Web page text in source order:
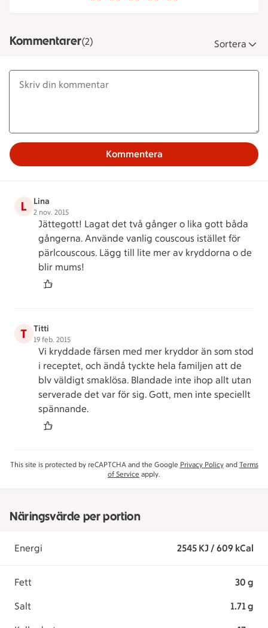
Kommentarer(2) Sortera
Kommentera
L Lina
2 nov. 2015
Jättegott! Lagat det två gånger o lika gott båda
gångerna. Använde vanlig couscous istället för
pärlcouscous. Lägg till lite mer av kryddorna o de
blir mums!
T Titti
19 feb. 2015
Vi kryddade färsen med mer kryddor än som stod
i receptet, och ändå tyckte hela familjen att de
blv väldigt smaklösa. Blandade inte ihop allt utan
serverade det var för sig. Gott, men inte speciellt
spännande.
This site is protected by reCAPTCHA and the Google Privacy Policyand Terms
of Service apply.
Näringsvärde per portion
Energi 2545 KJ / 609 kCal
Fett 30 g
Salt 1.71 g